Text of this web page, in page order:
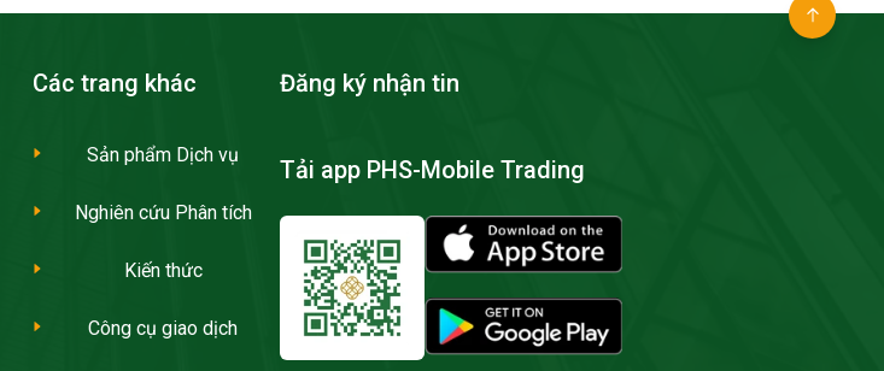
Các trang khác
Sản phẩm Dịch vụ
Nghiên cứu Phân tích
Kiến thức
Công cụ giao dịch
Đăng ký nhận tin
Tải app PHS-Mobile Trading